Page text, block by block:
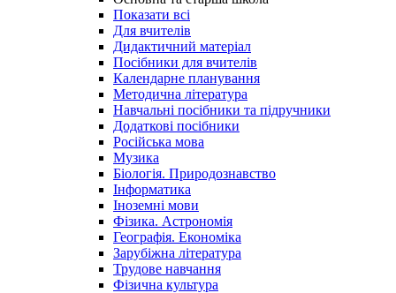
Показати всі
Для вчителів
Дидактичний матеріал
Посібники для вчителів
Календарне планування
Методична література
Навчальні посібники та підручники
Додаткові посібники
Російська мова
Музика
Біологія. Природознавство
Інформатика
Іноземні мови
Фізика. Астрономія
Географія. Економіка
Зарубіжна література
Трудове навчання
Фізична культура